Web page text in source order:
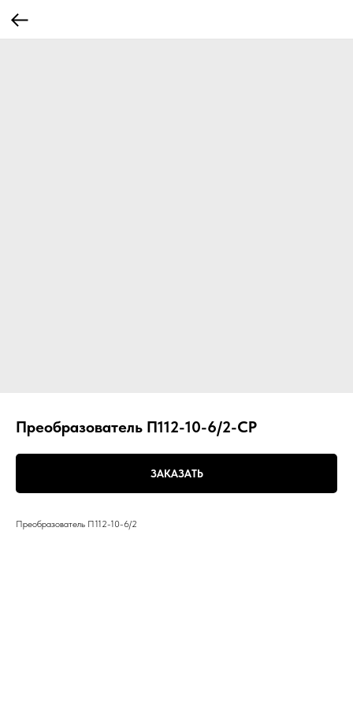
Преобразователь П112-10-6/2-СР
ЗАКАЗАТЬ
Преобразователь П112-10-6/2